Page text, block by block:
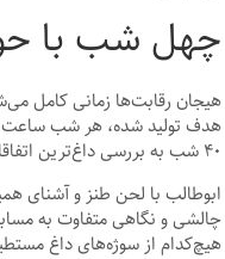
چهل شب با
هیجان رقابت‌ها زمانی کامل
۴۰ شب به بررسی داغ‌ترین اتفاقات فوتبال بپردازد و گفتگوهای جذابی با مهمانان ویژه انجام دهد.
ابوطالب با لحن طنز و آشنای
چالشی و نگاهی متفاوت به
هیچ‌کدام از سوژه‌های داغ